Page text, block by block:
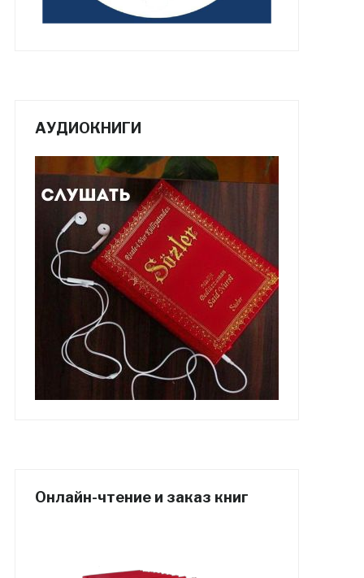
АУДИОКНИГИ
Онлайн-чтение и заказ книг